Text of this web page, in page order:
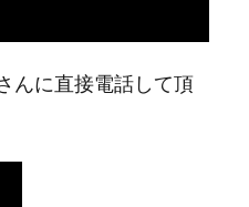
んに直接電話して頂